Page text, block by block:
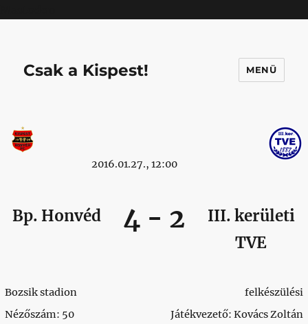
Csak a Kispest! MENÜ
2016.01.27., 12:00
Bp. Honvéd 4 - 2
III. kerületi
TVE
Bozsik stadion
Nézőszám: 50
felkészülési
Játékvezető: Kovács Zoltán